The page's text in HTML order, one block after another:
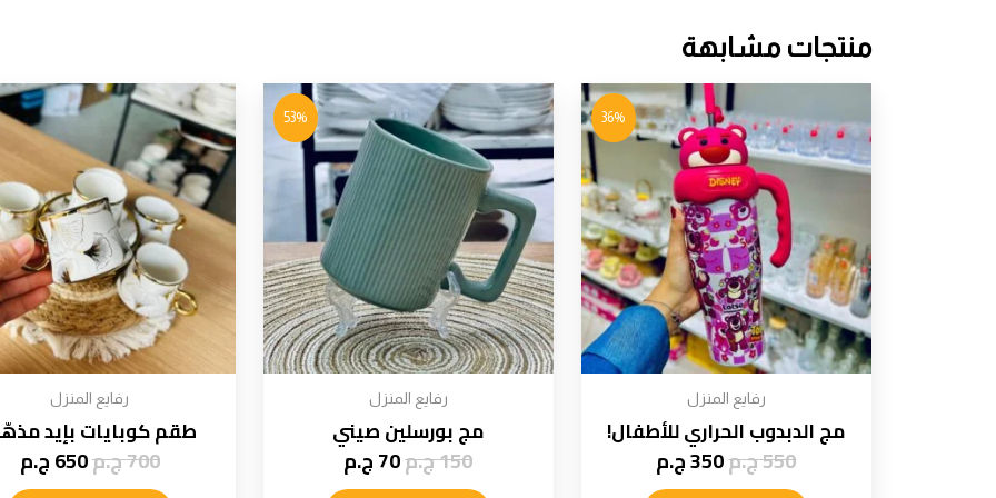
منتجات مشابهة
36%
رفايع المنزل
مج الدبدوب الحراري للأطفال!
550ج.م350ج.م
53%
رفايع المنزل
مج بورسلين صيني
150ج.م70ج.م
رفايع المنزل
طقم كوبايات بإيد
700ج.م650ج.م